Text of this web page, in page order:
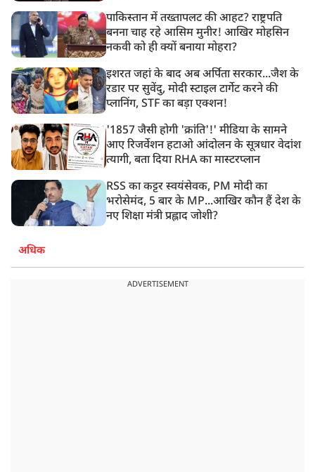
पाकिस्तान में तख्तापलट की आहट? राष्ट्रपति
बनना चाह रहे आसिम मुनीर! आखिर मोहसिन
नकवी को ही क्यों बनाया मोहरा?
इशरत जहां के बाद अब अर्पिता सरकार...जैश के
रडार पर सुवेंदु, मोदी स्टाइल टार्गेट करने की
प्लानिंग, STF का बड़ा एक्शन!
'1857 जैसी होगी 'क्रांति'!' मीडिया के सामने
आए रिजर्वेशन हटाओ आंदोलन के सूत्रधार वेदांश
त्यागी, बता दिया RHA का मास्टरप्लान
RSS का कट्टर स्वयंसेवक, PM मोदी का
भरोसेमंद, 5 बार के MP...आखिर कौन हैं देश के
नए शिक्षा मंत्री प्रह्लाद जोशी?
अधिक
ADVERTISEMENT